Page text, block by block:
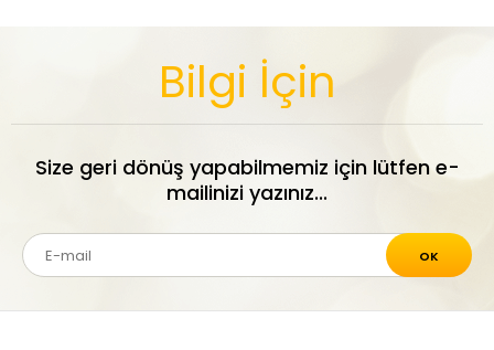
Bilgi İçin
Size geri dönüş yapabilmemiz için lütfen e-
mailinizi yazınız...
OK